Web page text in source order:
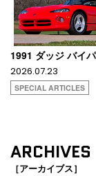
1991 ダッジ バイ
2026.07.23
SPECIAL ARTICLES
ARCHIVES
［アーカイブス］